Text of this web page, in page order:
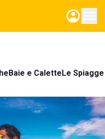
Baie e CaletteLe